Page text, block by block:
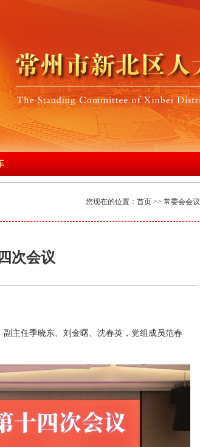
您现在的位置： 首页 >> 常委会会议
次会议
主任季晓东、刘金曙、沈春英，党组成员范春